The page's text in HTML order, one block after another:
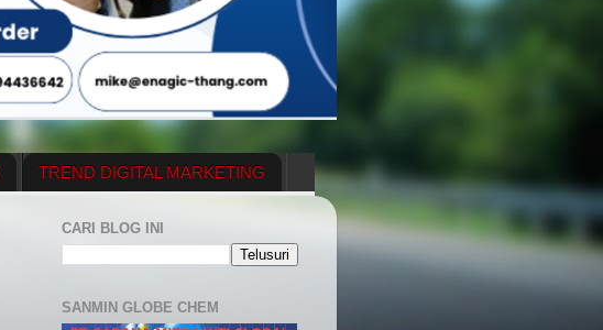
TREND DIGITAL MARKETING
CARI BLOG INI
SANMIN GLOBE CHEM